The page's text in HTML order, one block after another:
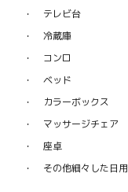
テレビ台
冷蔵庫
コンロ
ベッド
カラーボックス
マッサージチェア
座卓
その他細々した日